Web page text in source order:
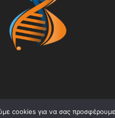
cookies για να σας προσφέρουμε